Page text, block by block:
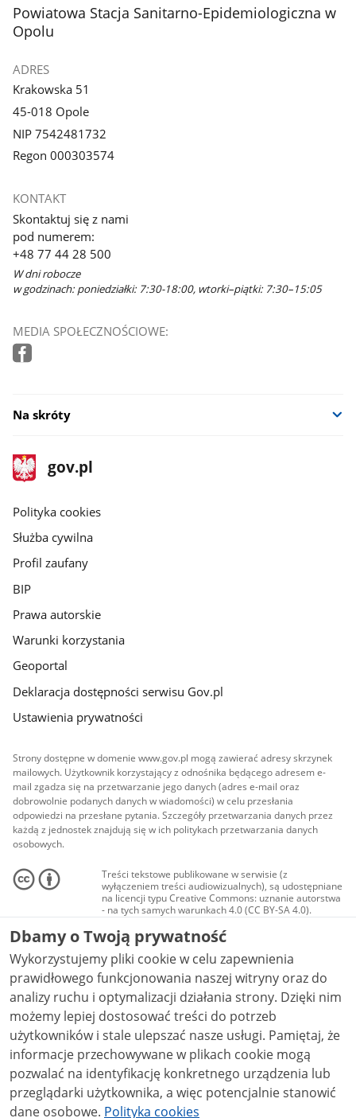
o
z
y
s
i
o
w
y
m
o
n
stopka
Powiatowa Stacja Sanitarno-Epidemiologiczna w
Opolu
ADRES
Krakowska 51
45-018 Opole
NIP 7542481732
Regon 000303574
KONTAKT
Skontaktuj się z nami
pod numerem:
+48 77 44 28 500
W dni robocze
w godzinach: poniedziałki: 7:30-18:00, wtorki–piątki: 7:30–15:05
MEDIA SPOŁECZNOŚCIOWE:
Na skróty
stopka
gov.pl
Strona
gov.pl
gov.pl
Polityka cookies
Służba cywilna
Profil zaufany
BIP
Prawa autorskie
Warunki korzystania
Geoportal
Deklaracja dostępności serwisu Gov.pl
Ustawienia prywatności
Strony dostępne w domenie www.gov.pl mogą zawierać adresy skrzynek
mailowych. Użytkownik korzystający z odnośnika będącego adresem e-
mail zgadza się na przetwarzanie jego danych (adres e-mail oraz
dobrowolnie podanych danych w wiadomości) w celu przesłania
odpowiedzi na przesłane pytania. Szczegóły przetwarzania danych przez
każdą z jednostek znajdują się w ich politykach przetwarzania danych
osobowych.
Treści tekstowe publikowane w serwisie (z
wyłączeniem treści audiowizualnych), są udostępniane
na licencji typu Creative Commons: uznanie autorstwa
- na tych samych warunkach 4.0 (CC BY-SA 4.0).
Materiały audiowizualne, w tym zdjęcia, materiały
audio i wideo, są udostępniane na licencji typu
Creative Commons: uznanie autorstwa użycie
niekomercyjne - bez utworów zależnych 4.0 (CC BY-
NC-ND 4.0), o ile nie jest to stwierdzone inaczej.
Dbamy o Twoją prywatność
Wykorzystujemy pliki cookie w celu zapewnienia
prawidłowego funkcjonowania naszej witryny oraz do
analizy ruchu i optymalizacji działania strony. Dzięki nim
możemy lepiej dostosować treści do potrzeb
użytkowników i stale ulepszać nasze usługi. Pamiętaj, że
informacje przechowywane w plikach cookie mogą
pozwalać na identyfikację konkretnego urządzenia lub
przeglądarki użytkownika, a więc potencjalnie stanowić
dane osobowe. Polityka cookies